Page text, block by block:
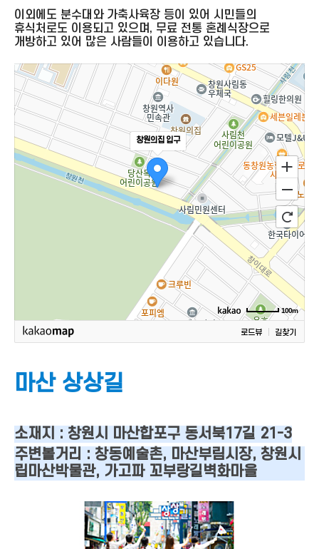
이외에도 분수대와 가축사육장 등이 있어 시민들의
휴식처로도 이용되고 있으며, 무료 전통 혼례식장으로
개방하고 있어 많은 사람들이 이용하고 있습니다.
창원의집 입구
100m
로드뷰 길찾기
마산 상상길
소재지 : 창원시 마산합포구 동서북17길 21-3
주변볼거리 : 창동예술촌, 마산부림시장, 창원시
립마산박물관, 가고파 꼬부랑길벽화마을